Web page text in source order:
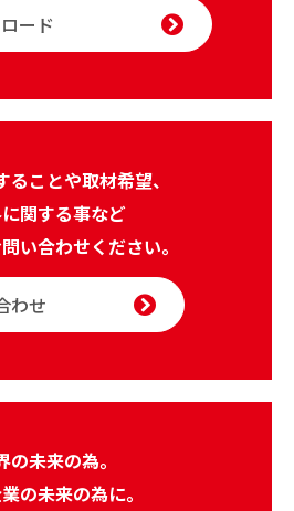
ード
ることや取材希望、
関する事など
い合わせください。
わせ
の未来の為。
の未来の為に。